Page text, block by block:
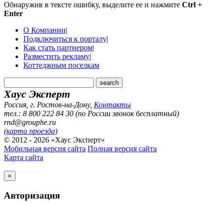
Обнаружив в тексте ошибку, выделите ее и нажмите Ctrl +
Enter
О Компании|
Подключиться к порталу|
Как стать партнером|
Разместить рекламу|
Коттеджным поселкам
Хаус Эксперт
Россия, г. Ростов-на-Дону, Контакты
тел.: 8 800 222 84 30 (по России звонок бесплатный)
rnd@grouphe.ru
(карта проезда)
© 2012 - 2026 «Хаус Эксперт»
Мобильная версия сайта Полная версия сайта
Карта сайта
×
Авторизация